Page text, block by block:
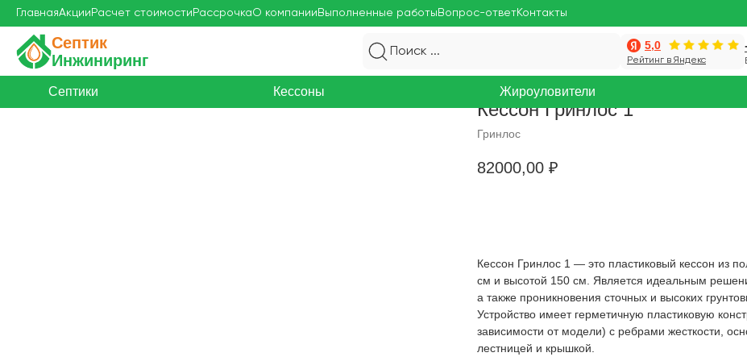
ГлавнаяАкции Расчет стоимости РассрочкаО компании Выполненные работы Вопрос-ответКонтакты
Септик
Инжиниринг
Поиск ...
Рейтинг в Яндекс
5,0
Септики Кессоны Жироуловители
Кессон Гринлос 1
Гринлос
82000,00 ₽
Кессон Гринлос 1 — это пластиковый кессон из
см и высотой 150 см. Является идеальным
а также проникновения сточных и высоких
Устройство имеет герметичную пластиковую
зависимости от модели) с ребрами жесткости,
лестницей и крышкой.